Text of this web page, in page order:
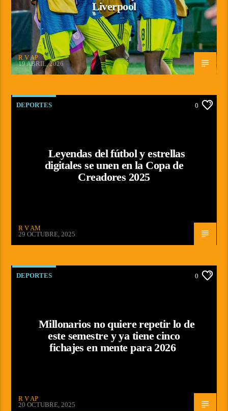
Liverpool
R V AP
19 ABRIL, 2026
DEPORTES 0
Leyendas del fútbol y estrellas
digitales se unen en la Copa de
Creadores 2025
R V AM
29 OCTUBRE, 2025
DEPORTES 0
Millonarios no quiere repetir lo de
este semestre y ya tiene cinco
fichajes en mente para 2026
R V AP
20 OCTUBRE, 2025